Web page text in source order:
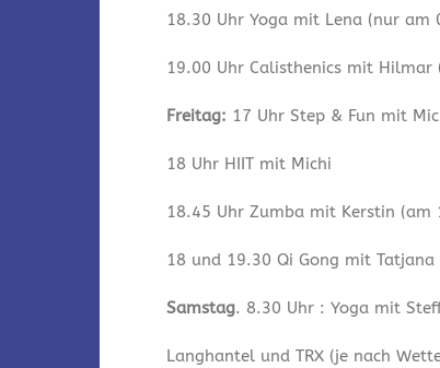
18.30 Uhr Yoga mit Lena (nur am
19.00 Uhr Calisthenics mit Hilmar
Freitag: 17 Uhr Step & Fun mit
18 Uhr HIIT mit Michi
18.45 Uhr Zumba mit Kerstin (am
18 und 19.30 Qi Gong mit
Samstag. 8.30 Uhr : Yoga mit
Langhantel und TRX (je nach